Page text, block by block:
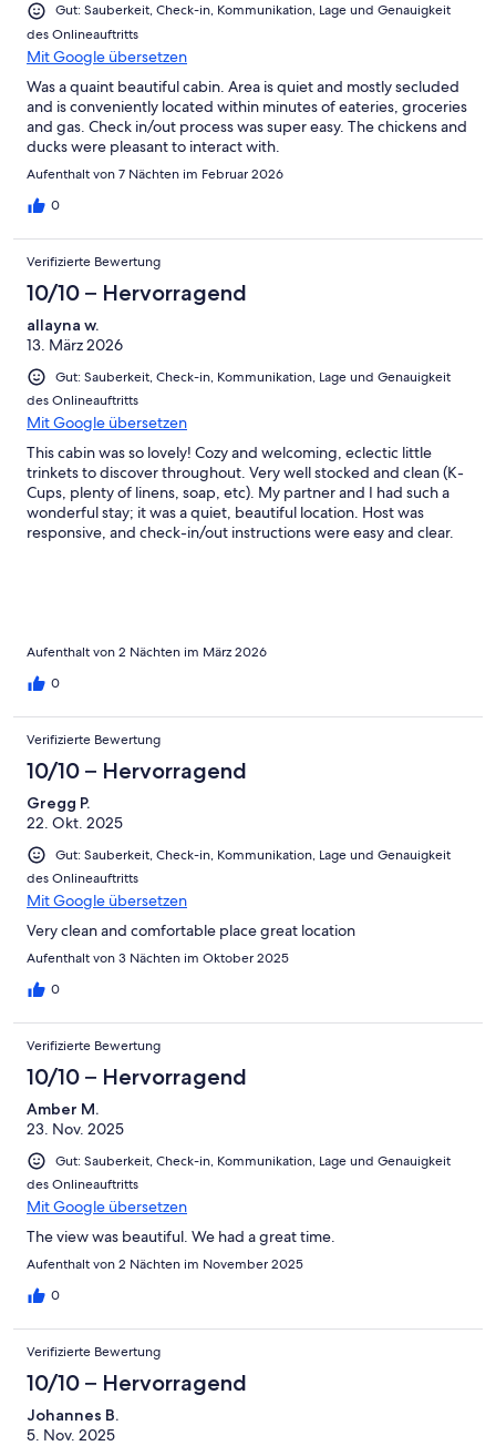
Gut: Sauberkeit, Check-in, Kommunikation, Lage und Genauigkeit
des Onlineauftritts
Mit Google übersetzen
Was a quaint beautiful cabin. Area is quiet and mostly secluded
and is conveniently located within minutes of eateries, groceries
and gas. Check in/out process was super easy. The chickens and
ducks were pleasant to interact with.
Aufenthalt von 7 Nächten im Februar 2026
0
Verifizierte Bewertung
10/10 – Hervorragend
allayna w.
13. März 2026
Gut: Sauberkeit, Check-in, Kommunikation, Lage und Genauigkeit
des Onlineauftritts
Mit Google übersetzen
This cabin was so lovely! Cozy and welcoming, eclectic little
trinkets to discover throughout. Very well stocked and clean (K-
Cups, plenty of linens, soap, etc). My partner and I had such a
wonderful stay; it was a quiet, beautiful location. Host was
responsive, and check-in/out instructions were easy and clear.
Aufenthalt von 2 Nächten im März 2026
0
Verifizierte Bewertung
10/10 – Hervorragend
Gregg P.
22. Okt. 2025
Gut: Sauberkeit, Check-in, Kommunikation, Lage und Genauigkeit
des Onlineauftritts
Mit Google übersetzen
Very clean and comfortable place great location
Aufenthalt von 3 Nächten im Oktober 2025
0
Verifizierte Bewertung
10/10 – Hervorragend
Amber M.
23. Nov. 2025
Gut: Sauberkeit, Check-in, Kommunikation, Lage und Genauigkeit
des Onlineauftritts
Mit Google übersetzen
The view was beautiful. We had a great time.
Aufenthalt von 2 Nächten im November 2025
0
Verifizierte Bewertung
10/10 – Hervorragend
Johannes B.
5. Nov. 2025